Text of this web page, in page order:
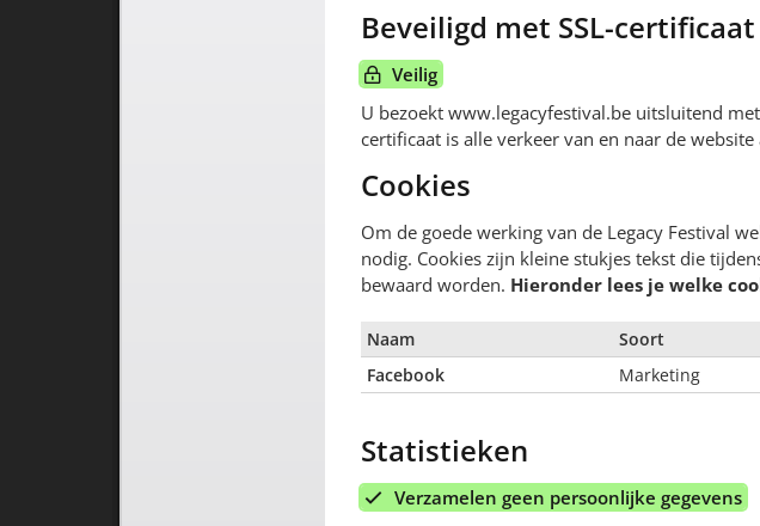
Beveiligd met SSL-certificaat
Veilig
U bezoekt www.legacyfestival.be uitsluitend
certificaat is alle verkeer van en naar de
Cookies
Om de goede werking van de Legacy Festival
nodig. Cookies zijn kleine stukjes tekst die
bewaard worden. Hieronder lees je welke
Naam Soort
Facebook
Marketing
Statistieken
Verzamelen geen persoonlijke gegevens